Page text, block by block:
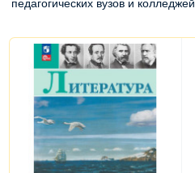
педагогических вузов и колледжей.